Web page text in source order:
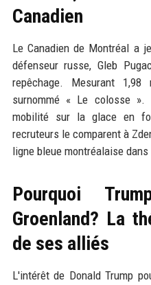
Canadien
Le Canadien de Montréal a
défenseur russe, Gleb
repêchage. Mesurant
surnommé « Le colosse
mobilité sur la glace en
recruteurs le comparent à
ligne bleue montréalaise
Pourquoi
Groenland? La
de ses alliés
L'intérêt de Donald Trump